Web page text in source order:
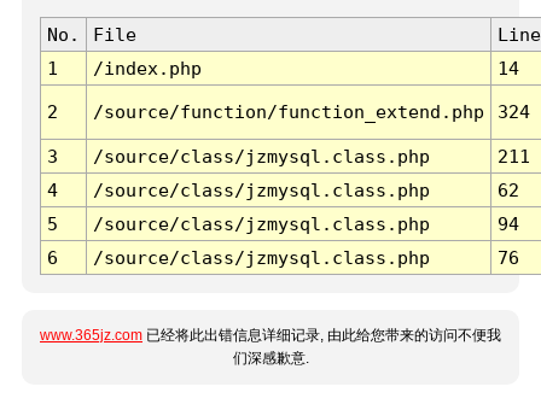
No. File
Line
1
/index.php 14
2 /source/function/function_extend.php 324
3 /source/class/jzmysql.class.php
211
4
/source/class/jzmysql.class.php
62
5
/source/class/jzmysql.class.php
94
6
/source/class/jzmysql.class.php 76
www.365jz.com 已经将此出错信息详细记录, 由此给您带来的访问不便我
们深感歉意.